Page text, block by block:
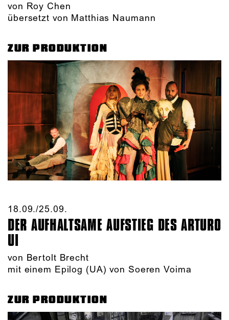
von Roy Chen
übersetzt von Matthias Naumann
ZUR PRODUKTION
18.09./​25.09.​
DER AUFHALTSAME AUFSTIEG DES ARTURO
UI
von Bertolt Brecht
mit einem Epilog (UA) von Soeren Voima
ZUR PRODUKTION